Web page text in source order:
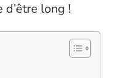
long !